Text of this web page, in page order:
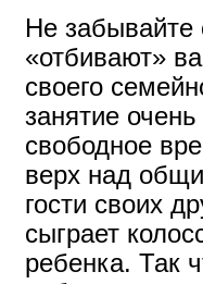
Не забывайте
«отбивают»
своего
занятие
свободное
верх над
гости своих
сыграет
ребенка. Так